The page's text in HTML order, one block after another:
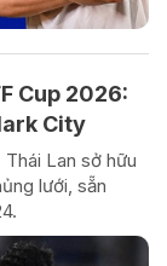
Cup 2026:
City
Lan sở hữu
lưới, sẵn